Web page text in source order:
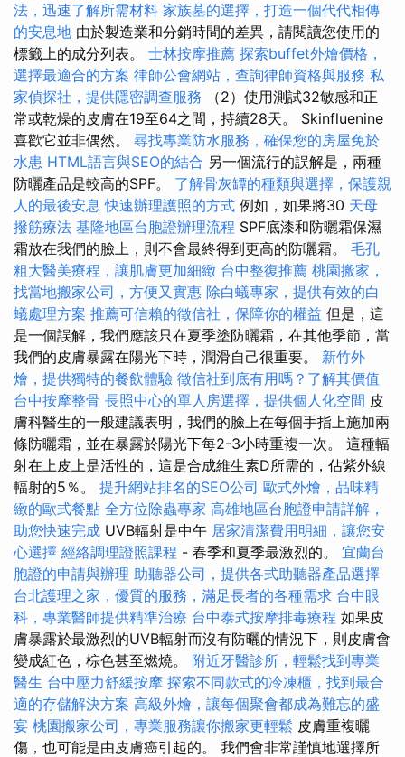
法，迅速了解所需材料 家族墓的選擇，打造一個代代相傳
的安息地 由於製造業和分銷時間的差異，請閱讀您使用的
標籤上的成分列表。 士林按摩推薦 探索buffet外燴價格，
選擇最適合的方案 律師公會網站，查詢律師資格與服務 私
家偵探社，提供隱密調查服務 （2）使用測試32敏感和正
常或乾燥的皮膚在19至64之間，持續28天。 Skinfluenine
喜歡它並非偶然。 尋找專業防水服務，確保您的房屋免於
水患 HTML語言與SEO的結合 另一個流行的誤解是，兩種
防曬產品是較高的SPF。 了解骨灰罈的種類與選擇，保護親
人的最後安息 快速辦理護照的方式 例如，如果將30 天母
撥筋療法 基隆地區台胞證辦理流程 SPF底漆和防曬霜保濕
霜放在我們的臉上，則不會最終得到更高的防曬霜。 毛孔
粗大醫美療程，讓肌膚更加細緻 台中整復推薦 桃園搬家，
找當地搬家公司，方便又實惠 除白蟻專家，提供有效的白
蟻處理方案 推薦可信賴的徵信社，保障你的權益 但是，這
是一個誤解，我們應該只在夏季塗防曬霜，在其他季節，當
我們的皮膚暴露在陽光下時，潤滑自己很重要。 新竹外
燴，提供獨特的餐飲體驗 徵信社到底有用嗎？了解其價值
台中按摩整骨 長照中心的單人房選擇，提供個人化空間 皮
膚科醫生的一般建議表明，我們的臉上在每個手指上施加兩
條防曬霜，並在暴露於陽光下每2-3小時重複一次。 這種輻
射在上皮上是活性的，這是合成維生素D所需的，佔紫外線
輻射的5％。 提升網站排名的SEO公司 歐式外燴，品味精
緻的歐式餐點 全方位除蟲專家 高雄地區台胞證申請詳解，
助您快速完成 UVB輻射是中午 居家清潔費用明細，讓您安
心選擇 經絡調理證照課程 - 春季和夏季最激烈的。 宜蘭台
胞證的申請與辦理 助聽器公司，提供各式助聽器產品選擇
台北護理之家，優質的服務，滿足長者的各種需求 台中眼
科，專業醫師提供精準治療 台中泰式按摩排毒療程 如果皮
膚暴露於最激烈的UVB輻射而沒有防曬的情況下，則皮膚會
變成紅色，棕色甚至燃燒。 附近牙醫診所，輕鬆找到專業
醫生 台中壓力舒緩按摩 探索不同款式的冷凍櫃，找到最合
適的存儲解決方案 高級外燴，讓每個聚會都成為難忘的盛
宴 桃園搬家公司，專業服務讓你搬家更輕鬆 皮膚重複曬
傷，也可能是由皮膚癌引起的。 我們會非常謹慎地選擇所